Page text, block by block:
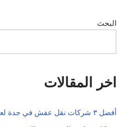
البحث
اخر المقالات
أفضل ٣ شركات نقل عفش في جدة لعام ٢٠٢٥ م